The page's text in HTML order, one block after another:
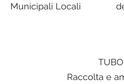
Municipali Locali
TUBO
Raccolta e